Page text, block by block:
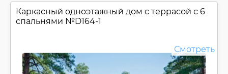
Только проекты Только строительство
Площадь
Длина
Каркасный одноэтажный дом c террасой с 6
спальнями №D164-1
Смотреть